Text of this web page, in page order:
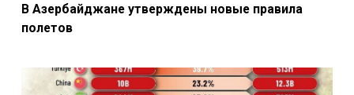
В Азербайджане утверждены новые правила
полетов